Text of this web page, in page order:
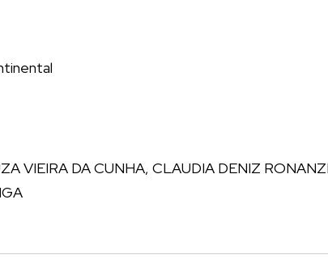
VIEIRA DA CUNHA, CLAUDIA DENIZ